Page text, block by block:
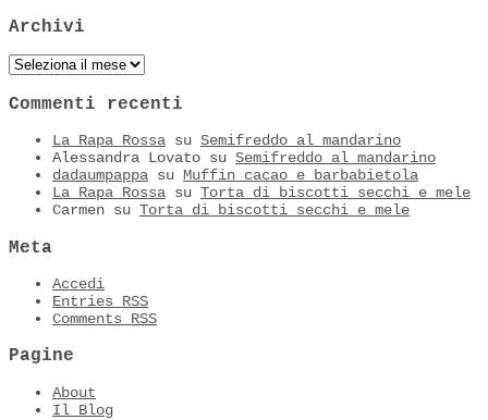
Archivi
Archivi
Commenti recenti
La Rapa Rossa su Semifreddo al mandarino
Alessandra Lovato su Semifreddo al mandarino
dadaumpappa su Muffin cacao e barbabietola
La Rapa Rossa su Torta di biscotti secchi e mele
Carmen su Torta di biscotti secchi e mele
Meta
Accedi
Entries RSS
Comments RSS
Pagine
About
Il Blog